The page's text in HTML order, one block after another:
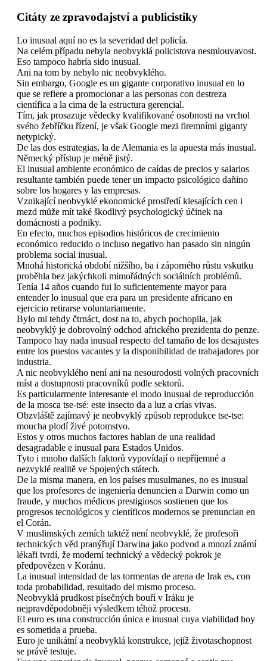
Citáty ze zpravodajství a publicistiky
Lo inusual aquí no es la severidad del policía.
Na celém případu nebyla neobvyklá policistova nesmlouvavost.
Eso tampoco habría sido inusual.
Ani na tom by nebylo nic neobvyklého.
Sin embargo, Google es un gigante corporativo inusual en lo
que se refiere a promocionar a las personas con destreza
científica a la cima de la estructura gerencial.
Tím, jak prosazuje vědecky kvalifikované osobnosti na vrchol
svého žebříčku řízení, je však Google mezi firemními giganty
netypický.
De las dos estrategias, la de Alemania es la apuesta más inusual.
Německý přístup je méně jistý.
El inusual ambiente económico de caídas de precios y salarios
resultante también puede tener un impacto psicológico dañino
sobre los hogares y las empresas.
Vznikající neobvyklé ekonomické prostředí klesajících cen i
mezd může mít také škodlivý psychologický účinek na
domácnosti a podniky.
En efecto, muchos episodios históricos de crecimiento
económico reducido o incluso negativo han pasado sin ningún
problema social inusual.
Mnohá historická období nižšího, ba i záporného růstu vskutku
proběhla bez jakýchkoli mimořádných sociálních problémů.
Tenía 14 años cuando fui lo suficientemente mayor para
entender lo inusual que era para un presidente africano en
ejercicio retirarse voluntariamente.
Bylo mi tehdy čtrnáct, dost na to, abych pochopila, jak
neobvyklý je dobrovolný odchod afrického prezidenta do penze.
Tampoco hay nada inusual respecto del tamaño de los desajustes
entre los puestos vacantes y la disponibilidad de trabajadores por
industria.
A nic neobvyklého není ani na nesourodosti volných pracovních
míst a dostupnosti pracovníků podle sektorů.
Es particularmente interesante el modo inusual de reproducción
de la mosca tse-tsé: este insecto da a luz a crías vivas.
Obzvláště zajímavý je neobvyklý způsob reprodukce tse-tse:
moucha plodí živé potomstvo.
Estos y otros muchos factores hablan de una realidad
desagradable e inusual para Estados Unidos.
Tyto i mnoho dalších faktorů vypovídají o nepříjemné a
nezvyklé realitě ve Spojených státech.
De la misma manera, en los países musulmanes, no es inusual
que los profesores de ingeniería denuncien a Darwin como un
fraude, y muchos médicos prestigiosos sostienen que los
progresos tecnológicos y científicos modernos se prenuncian en
el Corán.
V muslimských zemích taktéž není neobvyklé, že profesoři
technických věd pranýřují Darwina jako podvod a mnozí známí
lékaři tvrdí, že moderní technický a vědecký pokrok je
předpovězen v Koránu.
La inusual intensidad de las tormentas de arena de Irak es, con
toda probabilidad, resultado del mismo proceso.
Neobvyklá prudkost písečných bouří v Iráku je
nejpravděpodobněji výsledkem téhož procesu.
El euro es una construcción única e inusual cuya viabilidad hoy
es sometida a prueba.
Euro je unikátní a neobvyklá konstrukce, jejíž životaschopnost
se právě testuje.